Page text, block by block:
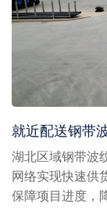
就近配送钢带
湖北区域钢带波
网络实现快速供
保障项目进度，